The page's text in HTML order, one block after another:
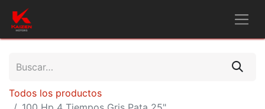
Todos los productos